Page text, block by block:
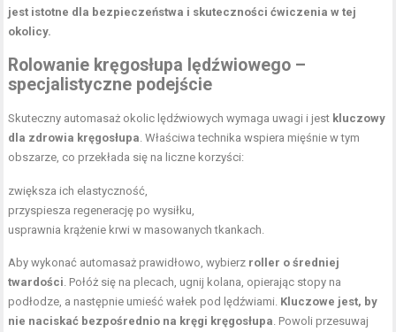
jest istotne dla bezpieczeństwa i skuteczności ćwiczenia w tej
okolicy.
Rolowanie kręgosłupa lędźwiowego –
specjalistyczne podejście
Skuteczny automasaż okolic lędźwiowych wymaga uwagi i jest kluczowy
dla zdrowia kręgosłupa . Właściwa technika wspiera mięśnie w tym
obszarze, co przekłada się na liczne korzyści:
zwiększa ich elastyczność,
przyspiesza regenerację po wysiłku,
usprawnia krążenie krwi w masowanych tkankach.
Aby wykonać automasaż prawidłowo, wybierz roller o średniej
twardości . Połóż się na plecach, ugnij kolana, opierając stopy na
podłodze, a następnie umieść wałek pod lędźwiami. Kluczowe jest, by
nie naciskać bezpośrednio na kręgi kręgosłupa . Powoli przesuwaj